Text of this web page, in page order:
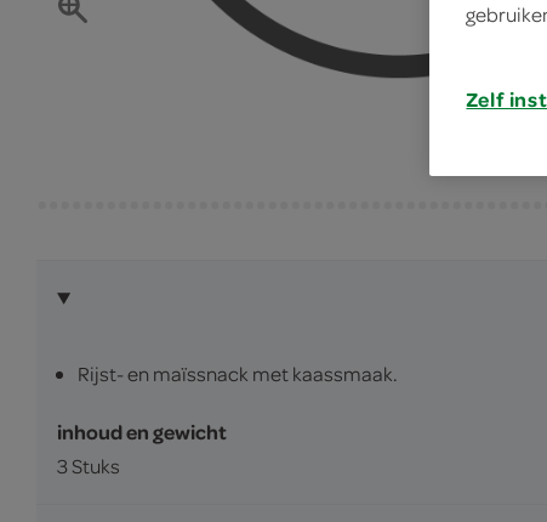
Rijst- en maïssnack met kaassmaak.
inhoud en gewicht
3 Stuks
Zelf